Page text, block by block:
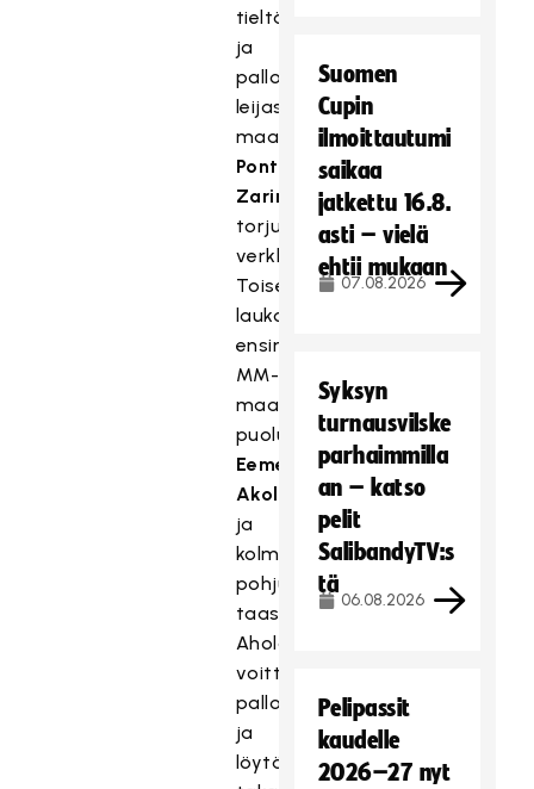
tieltä,
ja
pallo
leijasi
maalivahti
Pontus
Zarinsin
torjunnasta
verkkoon.
Toisen
laukoi
ensimmäisellä
MM-
maalillaan
puolustaja
Eemeli
Akola
ja
kolmannen
pohjusti
taas
Ahola
voittamalla
pallon
ja
löytämällä
Suomen
Cupin
ilmoittautumi
saikaa
jatkettu 16.8.
asti – vielä
ehtii mukaan
07.08.2026
Syksyn
turnausvilske
parhaimmilla
an – katso
pelit
SalibandyTV:s
tä
06.08.2026
Pelipassit
kaudelle
2026–27 nyt